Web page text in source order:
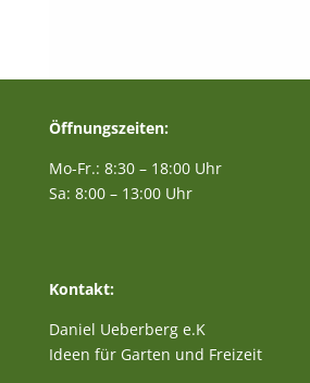
Öffnungszeiten:
Mo-Fr.: 8:30 – 18:00 Uhr
Sa: 8:00 – 13:00 Uhr
Kontakt:
Daniel Ueberberg e.K
Ideen für Garten und Freizeit